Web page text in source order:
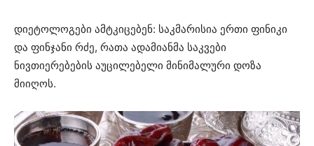
დიეტოლოგები ამტკიცებენ: საკმარისია ერთი ფინიკი
და ფინჯანი რძე, რათა ადამიანმა საკვები
ნივთიერებების აუცილებელი მინიმალური დოზა
მიიღოს.